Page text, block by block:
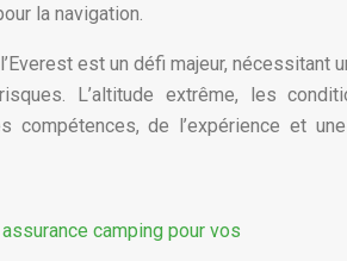
la navigation.
est un défi majeur, nécessitant
L’altitude extrême, les
compétences, de l’expérience et
camping pour vos